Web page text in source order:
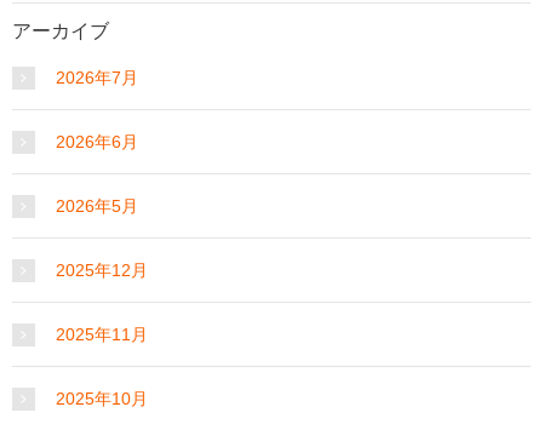
アーカイブ
2026年7月
2026年6月
2026年5月
2025年12月
2025年11月
2025年10月